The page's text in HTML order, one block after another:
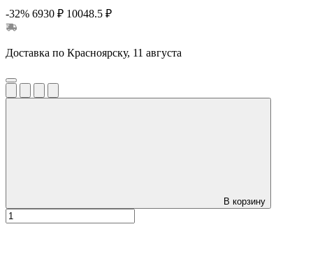
-32% 6930 ₽ 10048.5 ₽
Доставка по Красноярску, 11 августа
В корзину